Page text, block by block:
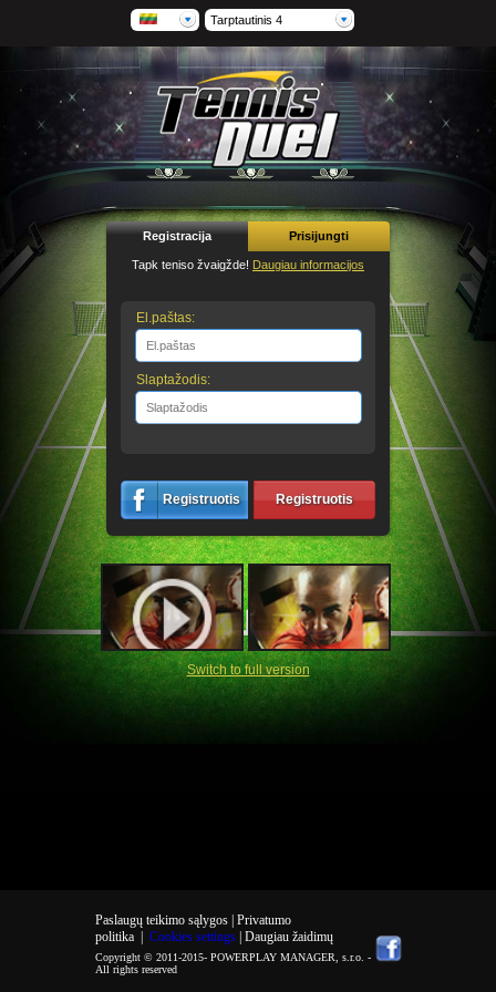
Tarptautinis 4
Registracija Prisijungti
Tapk teniso žvaigžde! Daugiau informacijos
El.paštas:
Slaptažodis:
Registruotis Registruotis
Switch to full version
Paslaugų teikimo sąlygos | Privatumo
politika| Cookies settings | Daugiau žaidimų
Copyright © 2011-2015- POWERPLAY MANAGER, s.r.o. -
All rights reserved